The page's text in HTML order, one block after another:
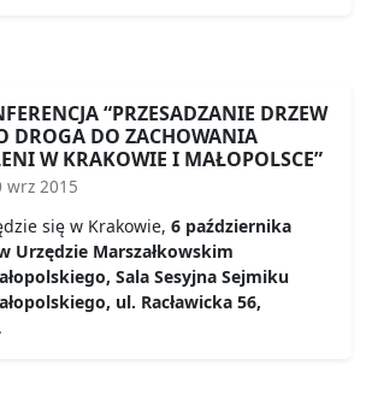
“PRZESADZANIE DRZEW
DROGA DO ZACHOWANIA
W KRAKOWIE I MAŁOPOLSCE”
wrz 2015
się w Krakowie, 6 października
Urzędzie Marszałkowskim
Sala Sesyjna Sejmiku
ul. Racławicka 56,
.